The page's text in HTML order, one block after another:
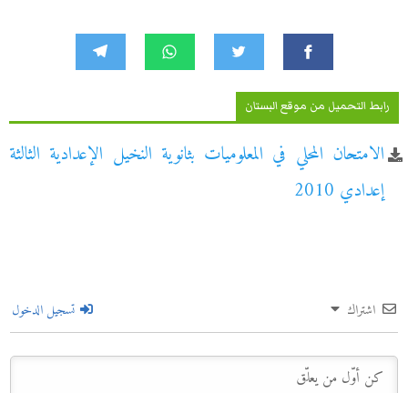
رابط التحميل من موقع البستان
الامتحان المحلي في المعلوميات بثانوية النخيل الإعدادية الثالثة
إعدادي 2010
اشتراك تسجيل الدخول